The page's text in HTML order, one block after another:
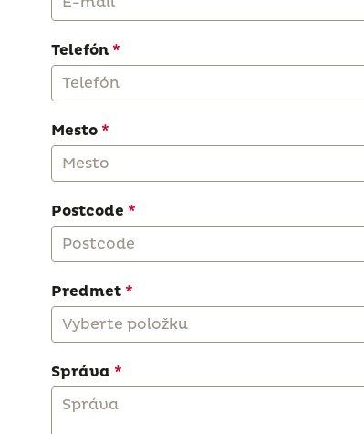
Telefón
Mesto
Postcode
Predmet
Vyberte položku
Správa